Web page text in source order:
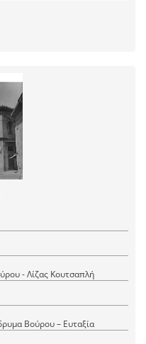
- Λίζας Κουτσαπλή
Βούρου – Ευταξία